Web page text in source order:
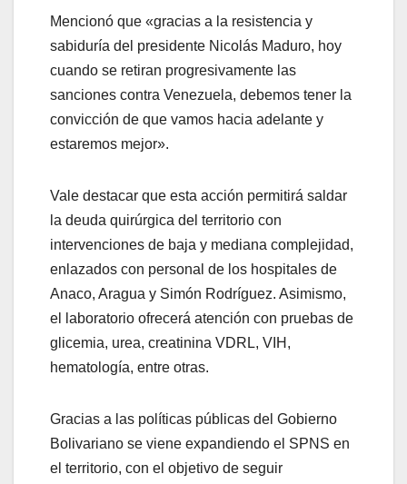
Mencionó que «gracias a la resistencia y
sabiduría del presidente Nicolás Maduro, hoy
cuando se retiran progresivamente las
sanciones contra Venezuela, debemos tener la
convicción de que vamos hacia adelante y
estaremos mejor».
Vale destacar que esta acción permitirá saldar
la deuda quirúrgica del territorio con
intervenciones de baja y mediana complejidad,
enlazados con personal de los hospitales de
Anaco, Aragua y Simón Rodríguez. Asimismo,
el laboratorio ofrecerá atención con pruebas de
glicemia, urea, creatinina VDRL, VIH,
hematología, entre otras.
Gracias a las políticas públicas del Gobierno
Bolivariano se viene expandiendo el SPNS en
el territorio, con el objetivo de seguir